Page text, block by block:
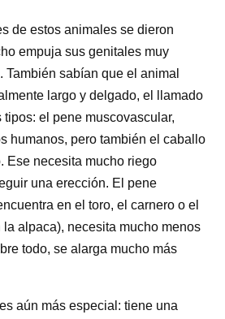
de estos animales se dieron
empuja sus genitales muy
También sabían que el animal
largo y delgado, el llamado
el pene muscovascular,
humanos, pero también el caballo
Ese necesita mucho riego
una erección. El pene
en el toro, el carnero o el
la alpaca), necesita mucho menos
todo, se alarga mucho más
aún más especial: tiene una